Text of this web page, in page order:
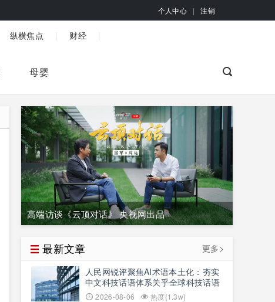
个人中心 | 注销
纵横焦点 财经
母婴
高端访谈《云顶对话》 央视网出品
最新文章
更多>
人民网锐评聚焦AI术语本土化：夯实
中文科技话语体系关乎全球科技话语
权争夺
2026-08-06 热度{1.3w}